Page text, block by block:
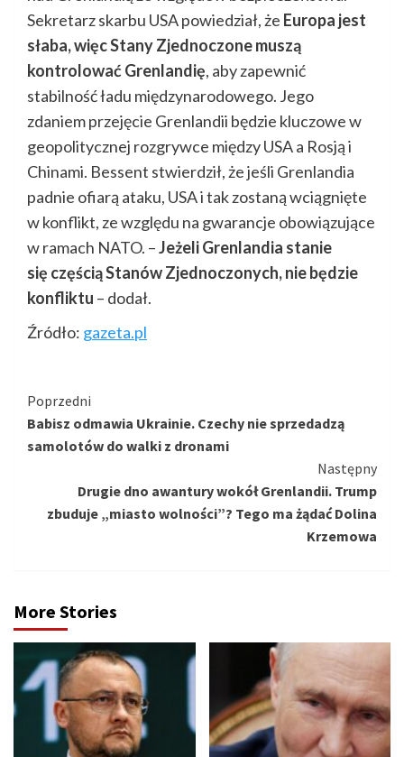
Sekretarz skarbu USA powiedział, że Europa jest
słaba, więc Stany Zjednoczone muszą
kontrolować Grenlandię, aby zapewnić
stabilność ładu międzynarodowego. Jego
zdaniem przejęcie Grenlandii będzie kluczowe w
geopolitycznej rozgrywce między USA a Rosją i
Chinami. Bessent stwierdził, że jeśli Grenlandia
padnie ofiarą ataku, USA i tak zostaną wciągnięte
w konflikt, ze względu na gwarancje obowiązujące
w ramach NATO. –Jeżeli Grenlandia stanie
się częścią Stanów Zjednoczonych, nie będzie
konfliktu – dodał.
Źródło: gazeta.pl
Kontynuuj
czytanie
Poprzedni
Babisz odmawia Ukrainie. Czechy nie sprzedadzą
samolotów do walki z dronami
Następny
Drugie dno awantury wokół Grenlandii. Trump
zbuduje „miasto wolności”? Tego ma żądać Dolina
Krzemowa
More Stories